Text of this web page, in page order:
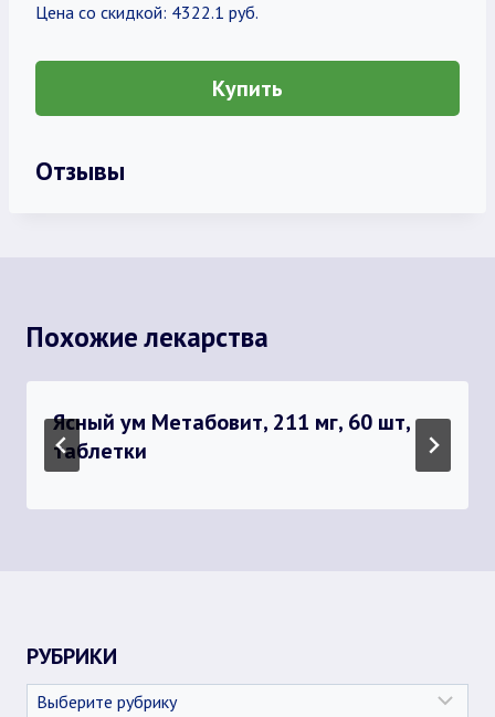
Цена со скидкой: 4322.1 руб.
Купить
Отзывы
Похожие лекарства
Ясный ум Метабовит, 211 мг, 60 шт,
таблетки
РУБРИКИ
Рубрики